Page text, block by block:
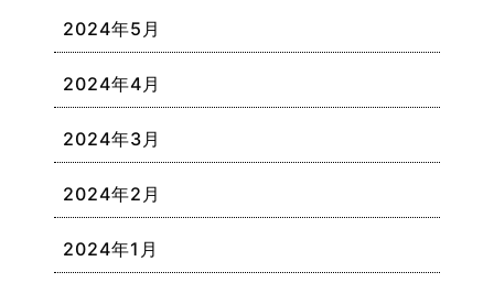
2024年5月
2024年4月
2024年3月
2024年2月
2024年1月